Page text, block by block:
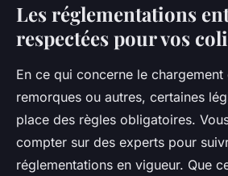
Les réglementations
respectées pour vos
En ce qui concerne le
remorques ou autres, certaines
place des règles obligatoires.
compter sur des experts pour
réglementations en vigueur. Que